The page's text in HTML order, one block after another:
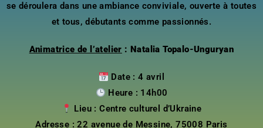
se déroulera dans une ambiance conviviale, ouverte à toutes
et tous, débutants comme passionnés.
Animatrice de l’atelier : Natalia Topalo-Unguryan
Date : 4 avril
Heure : 14h00
Lieu : Centre culturel d’Ukraine
Adresse : 22 avenue de Messine, 75008 Paris